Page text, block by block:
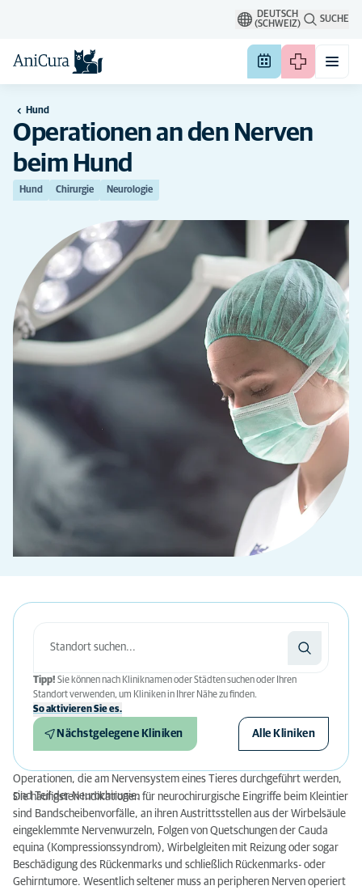
DEUTSCH
(SCHWEIZ)
SUCHE
Hund
Operationen an den Nerven
beim Hund
Hund Chirurgie Neurologie
Tipp! Sie können nach Kliniknamen oder Städten suchen oder Ihren
Standort verwenden, um Kliniken in Ihrer Nähe zu finden.
So aktivieren Sie es.
Nächstgelegene Kliniken Alle Kliniken
Operationen, die am Nervensystem eines Tieres durchgeführt werden,
sind Teil der Neurochirugie.
Die häufigsten Indikationen für neurochirurgische Eingriffe beim Kleintier
sind Bandscheibenvorfälle, an ihren Austrittsstellen aus der Wirbelsäule
eingeklemmte Nervenwurzeln, Folgen von Quetschungen der Cauda
equina (Kompressionssyndrom), Wirbelgleiten mit Reizung oder sogar
Beschädigung des Rückenmarks und schließlich Rückenmarks- oder
Gehirntumore. Wesentlich seltener muss an peripheren Nerven operiert